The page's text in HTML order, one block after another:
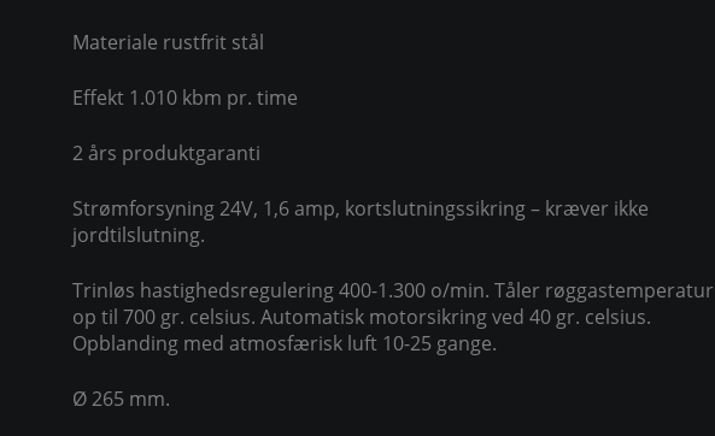
Materiale rustfrit stål
Effekt 1.010 kbm pr. time
2 års produktgaranti
Strømforsyning 24V, 1,6 amp, kortslutningssikring – kræver ikke
jordtilslutning.
Trinløs hastighedsregulering 400-1.300 o/min. Tåler røggastemperatur
op til 700 gr. celsius. Automatisk motorsikring ved 40 gr. celsius.
Opblanding med atmosfærisk luft 10-25 gange.
Ø 265 mm.